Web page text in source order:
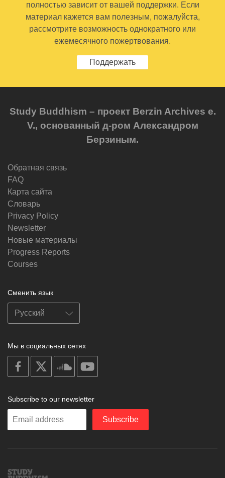
полностью зависит от вашей поддержки. Если
материал кажется вам полезным, пожалуйста,
рассмотрите возможность однократного или
ежемесячного пожертвования.
Поддержать
Study Buddhism – проект Berzin Archives e.
V., основанный д-ром Александром
Берзиным.
Обратная связь
FAQ
Карта сайта
Словарь
Privacy Policy
Newsletter
Новые материалы
Progress Reports
Courses
Сменить язык
Мы в социальных сетях
on
facebook
soundcloud
Subscribe to our newsletter
Enter
Subscribe
Study